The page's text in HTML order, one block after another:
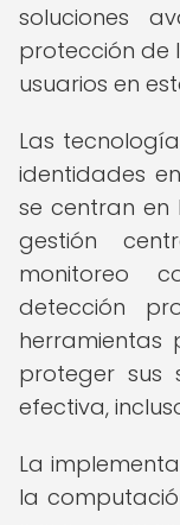
soluciones
protección de
usuarios en
Las
identidades
se centran en
gestión
monitoreo
detección
herramientas
proteger sus
efectiva,
La
la